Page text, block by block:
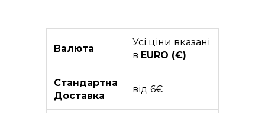
Валюта
Усі ціни вказані
в EURO (€)
Стандартна
Доставка
від 6€